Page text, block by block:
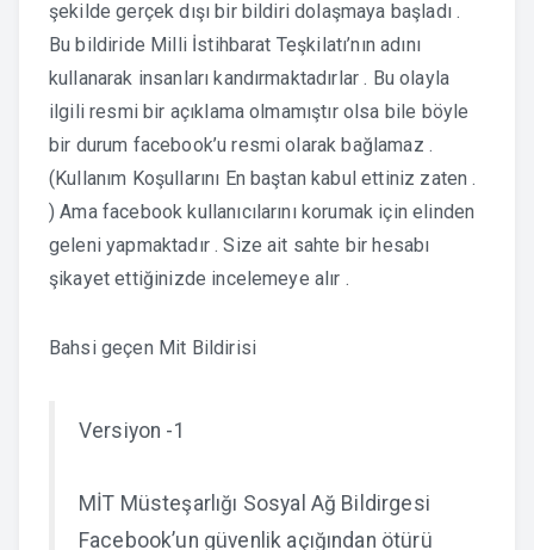
şekilde gerçek dışı bir bildiri dolaşmaya başladı .
Bu bildiride Milli İstihbarat Teşkilatı’nın adını
kullanarak insanları kandırmaktadırlar . Bu olayla
ilgili resmi bir açıklama olmamıştır olsa bile böyle
bir durum facebook’u resmi olarak bağlamaz .
(Kullanım Koşullarını En baştan kabul ettiniz zaten .
) Ama facebook kullanıcılarını korumak için elinden
geleni yapmaktadır . Size ait sahte bir hesabı
şikayet ettiğinizde incelemeye alır .
Bahsi geçen Mit Bildirisi
Versiyon -1
MİT Müsteşarlığı Sosyal Ağ Bildirgesi
Facebook’un güvenlik açığından ötürü